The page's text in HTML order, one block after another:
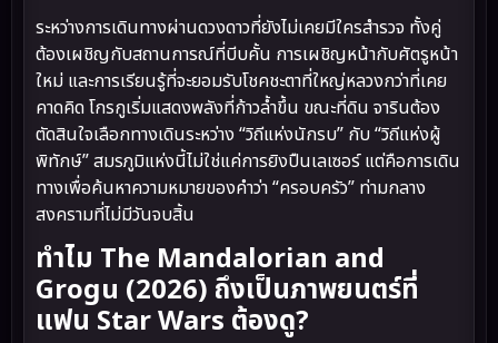
ระหว่างการเดินทางผ่านดวงดาวที่ยังไม่เคยมีใครสำรวจ ทั้งคู่
ต้องเผชิญกับสถานการณ์ที่บีบคั้น การเผชิญหน้ากับศัตรูหน้า
ใหม่ และการเรียนรู้ที่จะยอมรับโชคชะตาที่ใหญ่หลวงกว่าที่เคย
คาดคิด โกรกูเริ่มแสดงพลังที่ก้าวล้ำขึ้น ขณะที่ดิน จารินต้อง
ตัดสินใจเลือกทางเดินระหว่าง “วิถีแห่งนักรบ” กับ “วิถีแห่งผู้
พิทักษ์” สมรภูมิแห่งนี้ไม่ใช่แค่การยิงปืนเลเซอร์ แต่คือการเดิน
ทางเพื่อค้นหาความหมายของคำว่า “ครอบครัว” ท่ามกลาง
สงครามที่ไม่มีวันจบสิ้น
ทำไม The Mandalorian and
Grogu (2026) ถึงเป็นภาพยนตร์ที่
แฟน Star Wars ต้องดู?